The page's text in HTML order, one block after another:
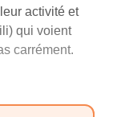
activité et
qui voient
carrément.